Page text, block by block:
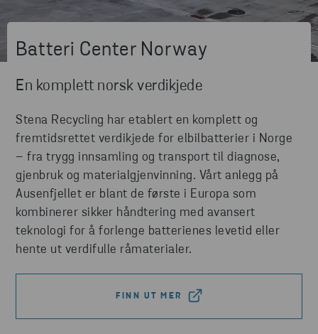
Batteri Center Norway
En komplett norsk verdikjede
Stena Recycling har etablert en komplett og
fremtidsrettet verdikjede for elbilbatterier i Norge
– fra trygg innsamling og transport til diagnose,
gjenbruk og materialgjenvinning. Vårt anlegg på
Ausenfjellet er blant de første i Europa som
kombinerer sikker håndtering med avansert
teknologi for å forlenge batterienes levetid eller
hente ut verdifulle råmaterialer.
FINN UT MER